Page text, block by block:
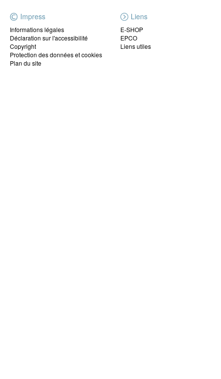
Impress
Informations légales
Déclaration sur l'accessibilité
Copyright
Protection des données et cookies
Plan du site
Liens
E-SHOP
EPCO
Liens utiles